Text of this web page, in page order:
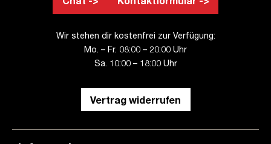
Wir stehen dir kostenfrei zur Verfügung:
Mo. – Fr. 08:00 – 20:00 Uhr
Sa. 10:00 – 18:00 Uhr
Vertrag widerrufen